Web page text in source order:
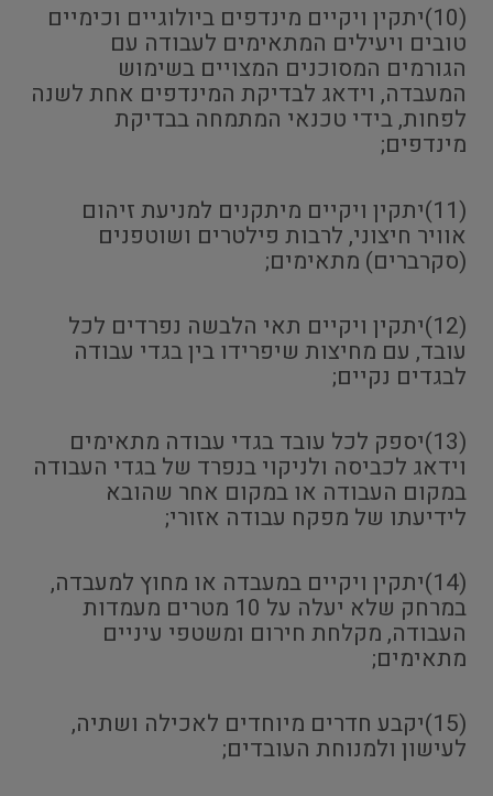
(10)יתקין ויקיים מינדפים ביולוגיים וכימיים
טובים ויעילים המתאימים לעבודה עם
הגורמים המסוכנים המצויים בשימוש
המעבדה, וידאג לבדיקת המינדפים אחת לשנה
לפחות, בידי טכנאי המתמחה בבדיקת
מינדפים;
(11)יתקין ויקיים מיתקנים למניעת זיהום
אוויר חיצוני, לרבות פילטרים ושוטפנים
(סקרברים) מתאימים;
(12)יתקין ויקיים תאי הלבשה נפרדים לכל
עובד, עם מחיצות שיפרידו בין בגדי עבודה
לבגדים נקיים;
(13)יספק לכל עובד בגדי עבודה מתאימים
וידאג לכביסה ולניקוי בנפרד של בגדי העבודה
במקום העבודה או במקום אחר שהובא
לידיעתו של מפקח עבודה אזורי;
(14)יתקין ויקיים במעבדה או מחוץ למעבדה,
במרחק שלא יעלה על 10 מטרים מעמדות
העבודה, מקלחת חירום ומשטפי עיניים
מתאימים;
(15)יקבע חדרים מיוחדים לאכילה ושתיה,
לעישון ולמנוחת העובדים;